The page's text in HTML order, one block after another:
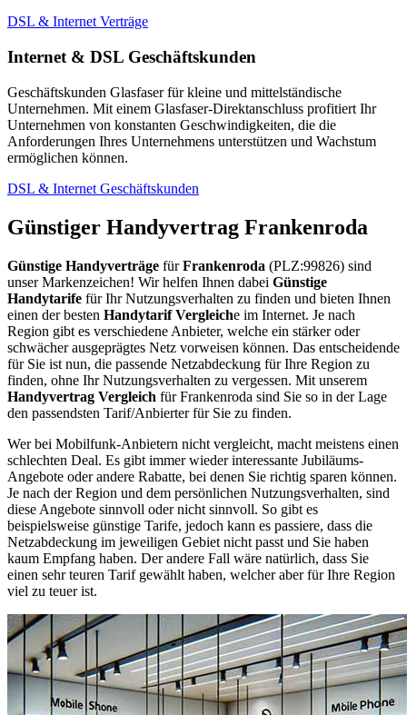
DSL & Internet Verträge
Internet & DSL Geschäftskunden
Geschäftskunden Glasfaser für kleine und mittelständische
Unternehmen. Mit einem Glasfaser-Direktanschluss profitiert Ihr
Unternehmen von konstanten Geschwindigkeiten, die die
Anforderungen Ihres Unternehmens unterstützen und Wachstum
ermöglichen können.
DSL & Internet Geschäftskunden
Günstiger Handyvertrag Frankenroda
Günstige Handyverträge fürFrankenroda (PLZ:99826) sind
unser Markenzeichen! Wir helfen Ihnen dabei Günstige
Handytarife für Ihr Nutzungsverhalten zu finden und bieten Ihnen
einen der besten Handytarif Vergleiche im Internet. Je nach
Region gibt es verschiedene Anbieter, welche ein stärker oder
schwächer ausgeprägtes Netz vorweisen können. Das entscheidende
für Sie ist nun, die passende Netzabdeckung für Ihre Region zu
finden, ohne Ihr Nutzungsverhalten zu vergessen. Mit unserem
Handyvertrag Vergleich für Frankenroda sind Sie so in der Lage
den passendsten Tarif/Anbierter für Sie zu finden.
Wer bei Mobilfunk-Anbietern nicht vergleicht, macht meistens einen
schlechten Deal. Es gibt immer wieder interessante Jubiläums-
Angebote oder andere Rabatte, bei denen Sie richtig sparen können.
Je nach der Region und dem persönlichen Nutzungsverhalten, sind
diese Angebote sinnvoll oder nicht sinnvoll. So gibt es
beispielsweise günstige Tarife, jedoch kann es passiere, dass die
Netzabdeckung im jeweiligen Gebiet nicht passt und Sie haben
kaum Empfang haben. Der andere Fall wäre natürlich, dass Sie
einen sehr teuren Tarif gewählt haben, welcher aber für Ihre Region
viel zu teuer ist.